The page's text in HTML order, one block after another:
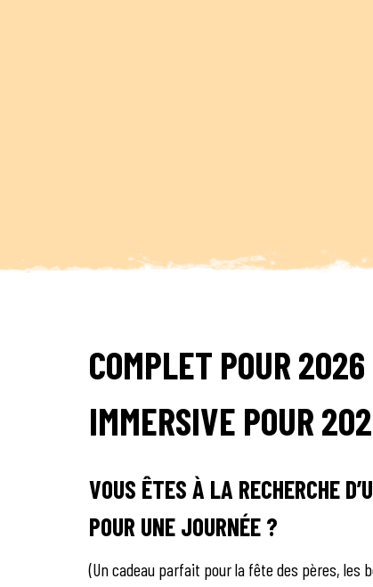
COMPLET POUR
IMMERSIVE POUR
VOUS ÊTES À LA RECHERCHE
POUR UNE JOURNÉE ?
(Un cadeau parfait pour la fête des pères,